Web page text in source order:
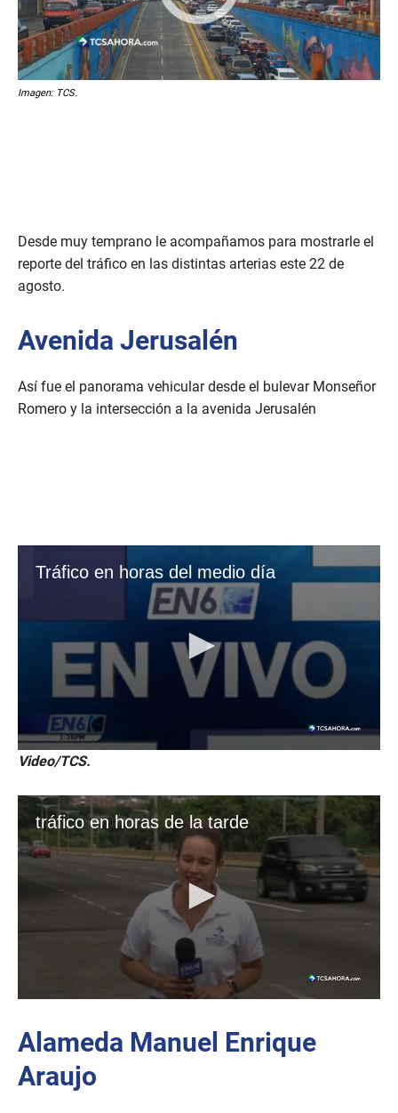
Imagen: TCS.
Desde muy temprano le acompañamos para mostrarle el
reporte del tráfico en las distintas arterias este 22 de
agosto.
Avenida Jerusalén
Así fue el panorama vehicular desde el bulevar Monseñor
Romero y la intersección a la avenida Jerusalén
Video/TCS.
Alameda Manuel Enrique
Araujo